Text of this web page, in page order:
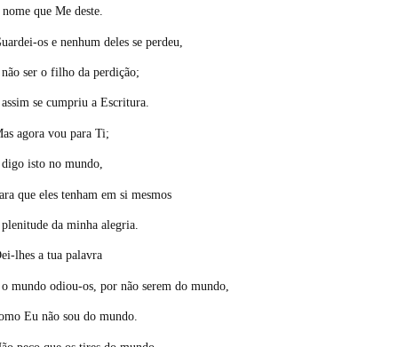
que Me deste.
os e nenhum deles se perdeu,
não ser o filho da perdição;
assim se cumpriu a Escritura.
agora vou para Ti;
digo isto no mundo,
que eles tenham em si mesmos
da minha alegria.
lhes a tua palavra
o mundo odiou-os, por não serem do mundo,
Eu não sou do mundo.